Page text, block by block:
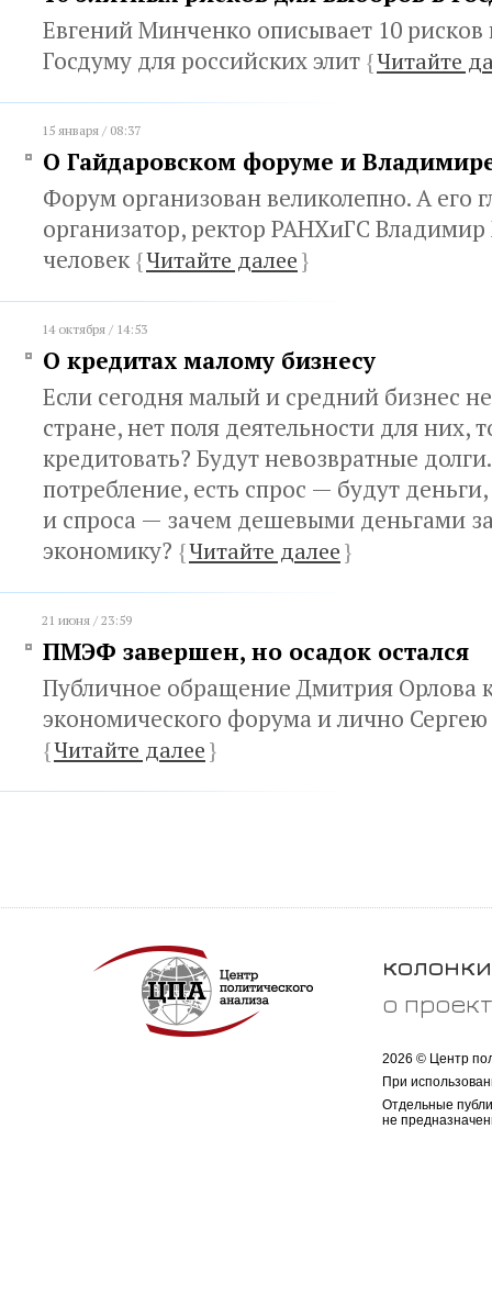
Евгений Минченко описывает 10 рисков
Госдуму для российских элит {Читайте
15 января / 08:37
О Гайдаровском форуме и
Форум организован великолепно. А его
организатор, ректор РАНХиГС
человек{Читайте далее}
14 октября / 14:53
О кредитах малому бизнесу
Если сегодня малый и средний бизнес
стране, нет поля деятельности для них,
кредитовать? Будут невозвратные
потребление, есть спрос — будут
и спроса — зачем дешевыми деньгами
экономику? {Читайте далее}
21 июня / 23:59
ПМЭФ завершен, но осадок остался
Публичное обращение Дмитрия Орлова
экономического форума и лично Сергею
{Читайте далее}
колонки
о
2026 © Центр
При
Отдельные
не